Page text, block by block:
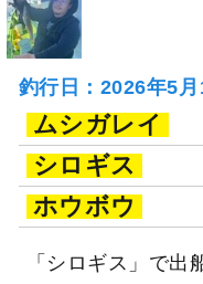
釣行日：2026年5
ムシガレイ
シロギス
ホウボウ
「シロギス」で